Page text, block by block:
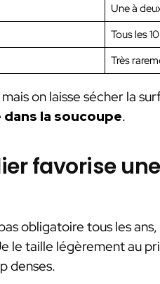
Une à
Tous les
Très
mais on laisse sécher la
la soucoupe.
favorise
obligatoire tous les
le taille légèrement au
denses.